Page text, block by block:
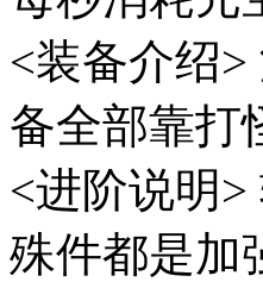
<装备介绍
备全部靠打
<进阶说明
殊件都是加